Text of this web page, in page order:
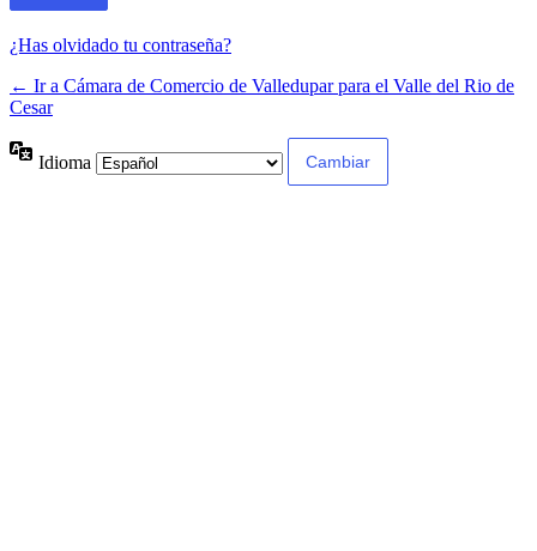
¿Has olvidado tu contraseña?
← Ir a Cámara de Comercio de Valledupar para el Valle del Rio de
Cesar
Idioma